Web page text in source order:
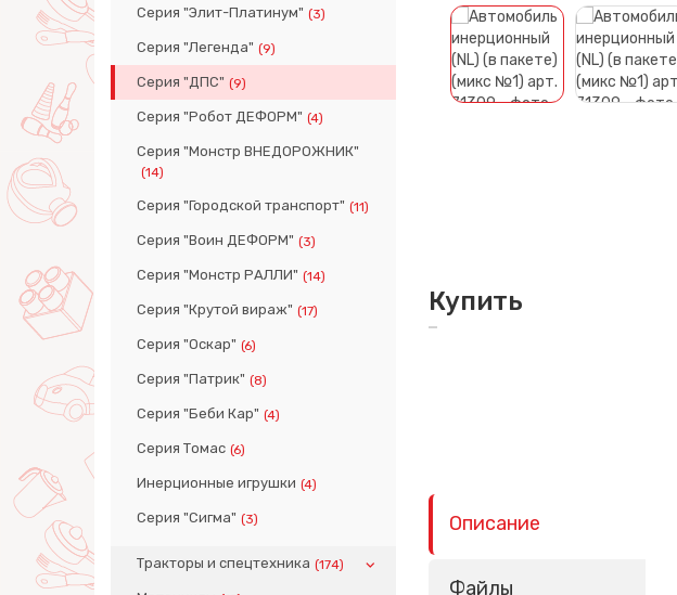
Серия "Элит-Платинум" (3)
Серия "Легенда" (9)
Серия "ДПС" (9)
Серия "Робот ДЕФОРМ" (4)
Серия "Монстр ВНЕДОРОЖНИК"
(14)
Серия "Городской транспорт" (11)
Серия "Воин ДЕФОРМ" (3)
Серия "Монстр РАЛЛИ" (14)
Серия "Крутой вираж" (17)
Серия "Оскар" (6)
Серия "Патрик" (8)
Серия "Беби Кар" (4)
Серия Томас (6)
Инерционные игрушки (4)
Серия "Сигма" (3)
Тракторы и спецтехника (174)
Купить
Описание
Файлы